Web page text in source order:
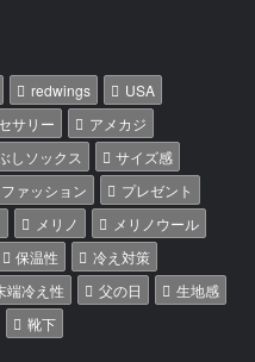
redwings
USA
サリー
アメカジ
しソックス
サイズ感
ファッション
プレゼント
メリノ
メリノウール
保温性
冷え対策
端冷え性 父の日
生地感
靴下